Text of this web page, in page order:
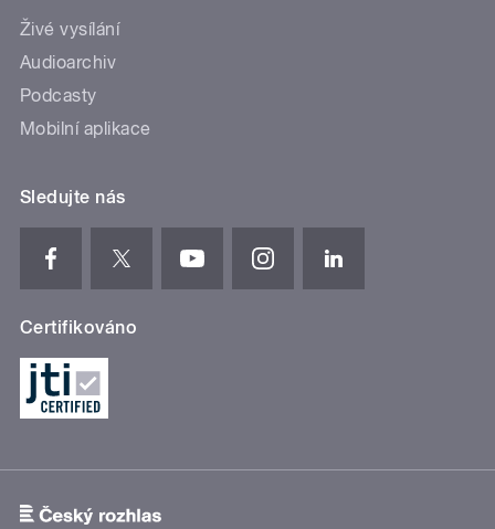
Živé vysílání
Audioarchiv
Podcasty
Mobilní aplikace
Sledujte nás
Certifikováno